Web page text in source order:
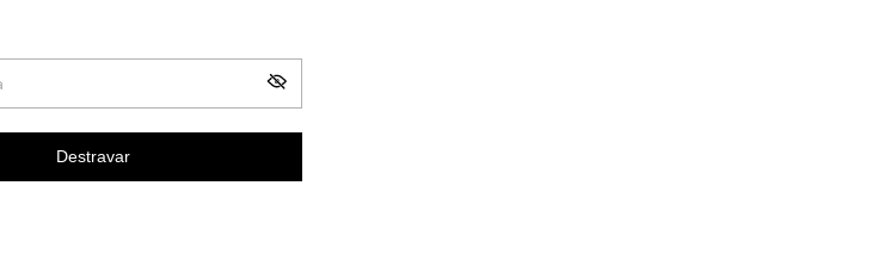
Destravar